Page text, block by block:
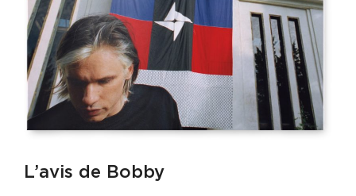
L’avis de Bobby